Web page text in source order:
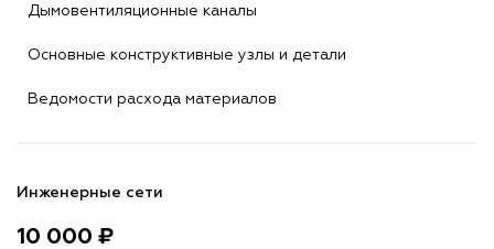
Дымовентиляционные каналы
Основные конструктивные узлы и детали
Ведомости расхода материалов
Инженерные сети
10 000 ₽